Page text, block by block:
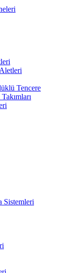
Tencere
Sistemleri